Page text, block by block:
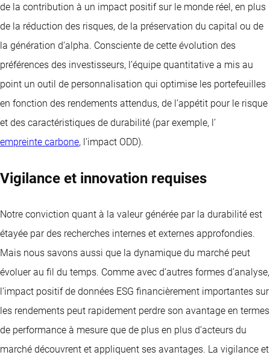
de la contribution à un impact positif sur le monde réel, en plus
de la réduction des risques, de la préservation du capital ou de
la génération d’alpha. Consciente de cette évolution des
préférences des investisseurs, l’équipe quantitative a mis au
point un outil de personnalisation qui optimise les portefeuilles
en fonction des rendements attendus, de l’appétit pour le risque
et des caractéristiques de durabilité (par exemple, l’
empreinte carbone, l’impact ODD).
Vigilance et innovation requises
Notre conviction quant à la valeur générée par la durabilité est
étayée par des recherches internes et externes approfondies.
Mais nous savons aussi que la dynamique du marché peut
évoluer au fil du temps. Comme avec d’autres formes d’analyse,
l’impact positif de données ESG financièrement importantes sur
les rendements peut rapidement perdre son avantage en termes
de performance à mesure que de plus en plus d’acteurs du
marché découvrent et appliquent ses avantages. La vigilance et